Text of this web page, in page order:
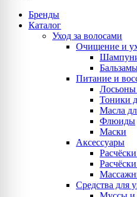
Бренды
Каталог
Уход за волосами
Очищение и
Питание и
Лосьоны
Тоники
Масла
Флюиды
Маски
Аксессуары
Средства для